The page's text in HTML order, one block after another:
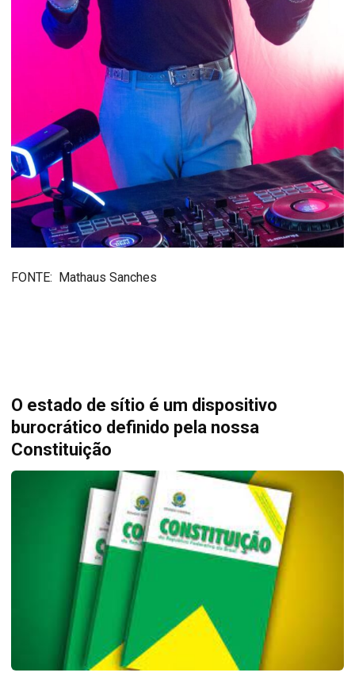
FONTE: Mathaus Sanches
O estado de sítio é um dispositivo
burocrático definido pela nossa
Constituição